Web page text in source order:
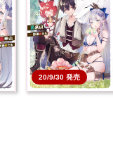
20/9/30 発売